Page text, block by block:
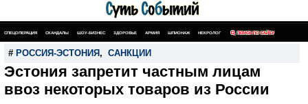
СПЕЦОПЕРАЦИЯ СКАНДАЛЫ ШОУ-БИЗНЕС ЗДОРОВЬЕ АРМИЯ ШПИОНАЖ НЕКРОЛОГ ПОИСК ПО САЙТУ
# РОССИЯ-ЭСТОНИЯ , САНКЦИИ
Эстония запретит частным лицам
ввоз некоторых товаров из России